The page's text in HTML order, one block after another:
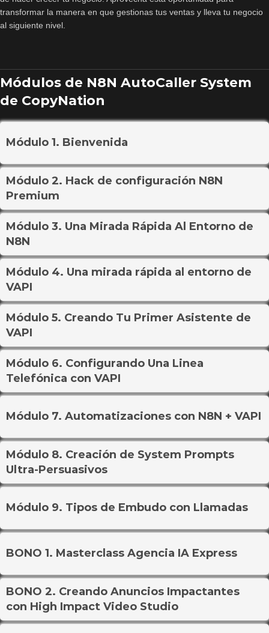
transformar la manera en que gestionas tus ventas y lleva tu negocio
al siguiente nivel.
Módulos de N8N AutoCaller System
de CopyNation
Módulo 1. Bienvenida
Módulo 2. Hack de configuración N8N
Premium
Módulo 3. Una Mirada Rápida Al Entorno de
N8N
Módulo 4. Una mirada rápida al entorno de
VAPI
Módulo 5. Creando Tu Primer Asistente de
VAPI
Módulo 6. Configurando Una Linea
Telefónica con VAPI
Módulo 7. Automatizaciones con N8N + VAPI
Módulo 8. Creación de System Prompts
Ultra-Persuasivos
Módulo 9. Tipos de Embudo con Llamadas
BONO 1. Masterclass Agencia IA Express
BONO 2. Creando Anuncios Impactantes
con High Impact Video Studio